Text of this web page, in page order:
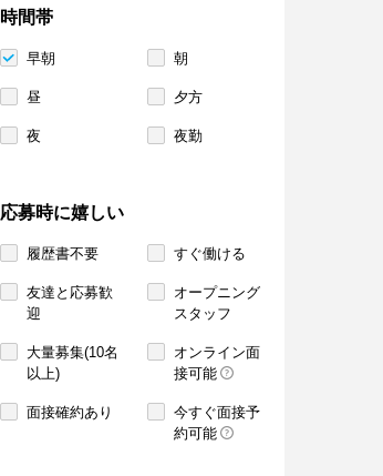
時間帯
早朝 朝
昼 夕方
夜 夜勤
応募時に嬉しい
履歴書不要 すぐ働ける
友達と応募歓
迎
オープニング
スタッフ
大量募集(10名
以上)
オンライン面
接可能
面接確約あり
今すぐ面接予
約可能